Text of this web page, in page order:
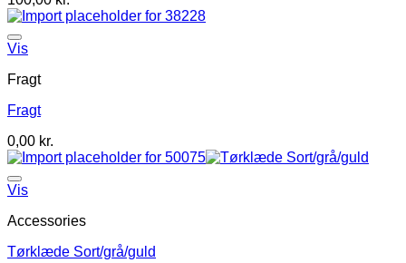
Vis
Fragt
Fragt
0,00 kr.
Vis
Accessories
Tørklæde Sort/grå/guld